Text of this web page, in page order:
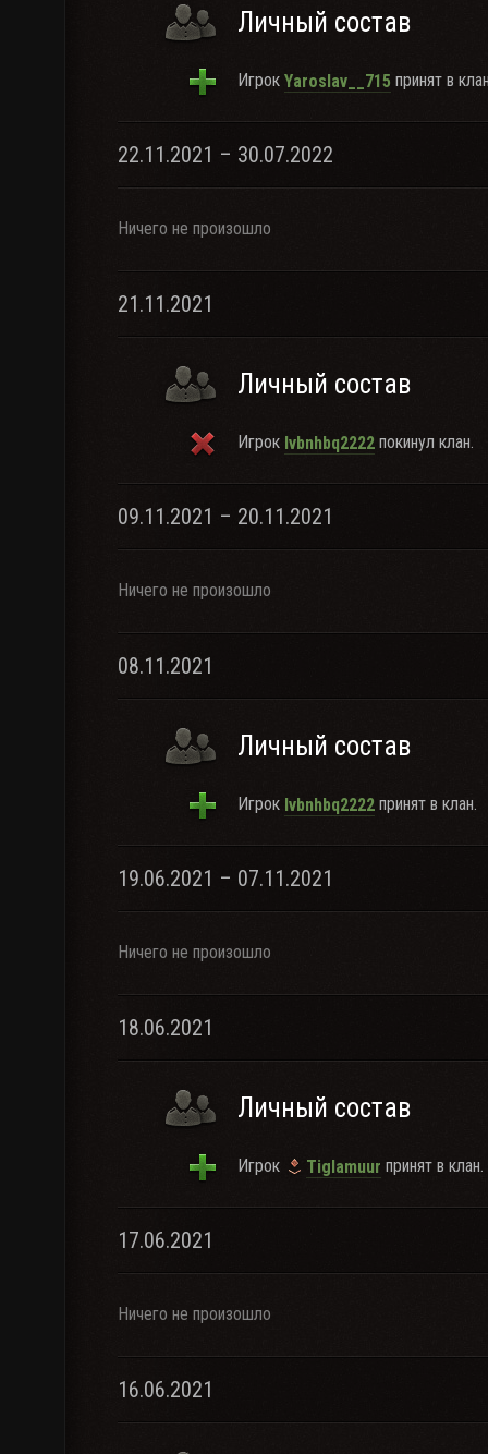
Личный состав
Игрок Yaroslav__715 принят в
22.11.2021 – 30.07.2022
Ничего не произошло
21.11.2021
Личный состав
Игрок lvbnhbq2222 покинул клан.
09.11.2021 – 20.11.2021
Ничего не произошло
08.11.2021
Личный состав
Игрок lvbnhbq2222 принят в клан.
19.06.2021 – 07.11.2021
Ничего не произошло
18.06.2021
Личный состав
Игрок Tiglamuur принят в клан.
17.06.2021
Ничего не произошло
16.06.2021